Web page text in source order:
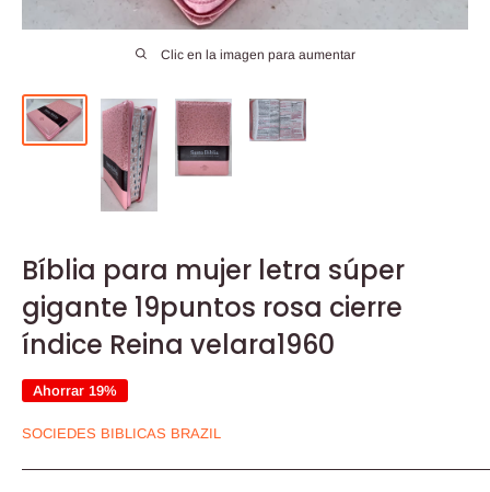
Clic en la imagen para aumentar
Bíblia para mujer letra súper
gigante 19puntos rosa cierre
índice Reina velara1960
Ahorrar 19%
SOCIEDES BIBLICAS BRAZIL